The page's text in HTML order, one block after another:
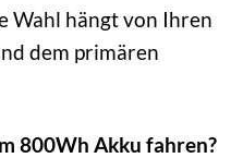
Wahl hängt von Ihren
dem primären
800Wh Akku fahren?